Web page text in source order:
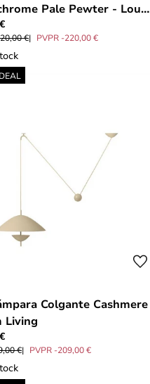
Pale Pewter - Louis
€ PVPR -220,00 €
Colgante Cashmere
Living
€ PVPR -209,00 €